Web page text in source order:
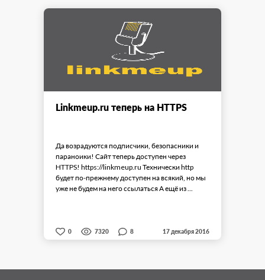
Linkmeup.ru теперь на HTTPS
Да возрадуются подписчики, безопасники и
параноики! Сайт теперь доступен через
HTTPS! https://linkmeup.ru Технически http
будет по-прежнему доступен на всякий, но мы
уже не будем на него ссылаться А ещё из ...
0 7320 8 17 декабря 2016